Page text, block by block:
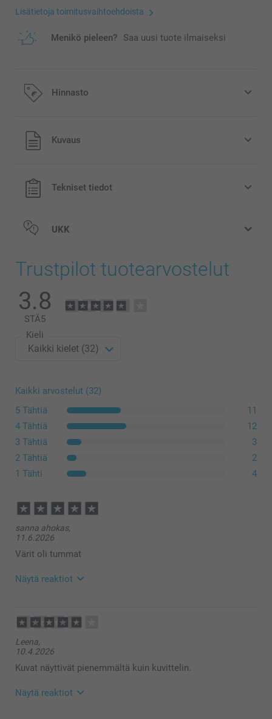
Lisätietoja toimitusvaihtoehdoista
Menikö pieleen? Saa uusi tuote ilmaiseksi
Hinnasto
Kaikki hinnat ovat euroina, sisältävät arvonlisäveron ja
eivät sisällä postikuluja.
Kuvaus
Tekniset tiedot
UKK
Trustpilot tuotearvostelut
3.8
STÄ5
Kieli
Kaikki arvostelut (32)
5 Tähtiä
11
4 Tähtiä
12
3 Tähtiä
3
2 Tähtiä
2
1 Tähti
4
sanna ahokas,
11.6.2026
Värit oli tummat
Näytä reaktiot
09:32
olivat tummat, mikäli haluat tehdä reklamaation ja
että tarkistamme niiden laadun, ota yhteyttä
asiakaspalveluun https://www.smartphoto.fi/faq
Lämpimät terveiset
Kirsi @smartphoto
Leena,
10.4.2026
Kuvat näyttivät pienemmältä kuin kuvittelin.
Näytä reaktiot